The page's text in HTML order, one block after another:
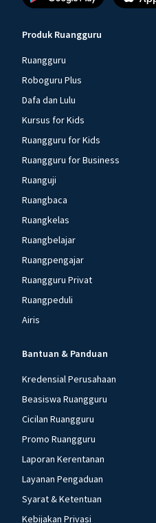
Produk Ruangguru
Ruangguru
Roboguru Plus
Dafa dan Lulu
Kursus for Kids
Ruangguru for Kids
Ruangguru for Business
Ruanguji
Ruangbaca
Ruangkelas
Ruangbelajar
Ruangpengajar
Ruangguru Privat
Ruangpeduli
Airis
Bantuan & Panduan
Kredensial Perusahaan
Beasiswa Ruangguru
Cicilan Ruangguru
Promo Ruangguru
Laporan Kerentanan
Layanan Pengaduan
Syarat & Ketentuan
Kebijakan Privasi